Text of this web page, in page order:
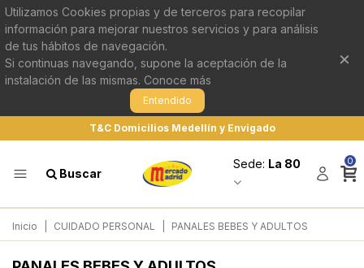
Utilizamos Cookies propias y de terceros para recopilar
información para mejorar nuestros servicios y para análisis
de tus hábitos de navegación.
Si continuas navegando, supone la aceptación de la
instalación de las mismas. Conoce más
Entendido
×
T&C Domicilios Medellín y Envigado
Buscar
Sede: La 80 0
Inicio CUIDADO PERSONAL PANALES BEBES Y ADULTOS